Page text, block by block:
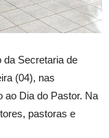
da Secretaria de
(04), nas
ao Dia do Pastor. Na
pastoras e